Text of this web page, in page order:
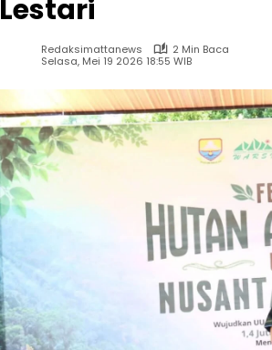
Lestari
Redaksimattanews
2 Min Baca
Selasa, Mei 19 2026 18:55 WIB